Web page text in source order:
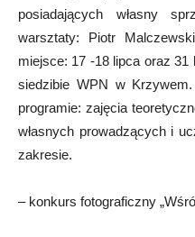
posiadających własny
warsztaty: Piotr
miejsce: 17 -18 lipca oraz
siedzibie WPN w
programie: zajęcia
własnych prowadzących i
zakresie.
– konkurs fotograficzny